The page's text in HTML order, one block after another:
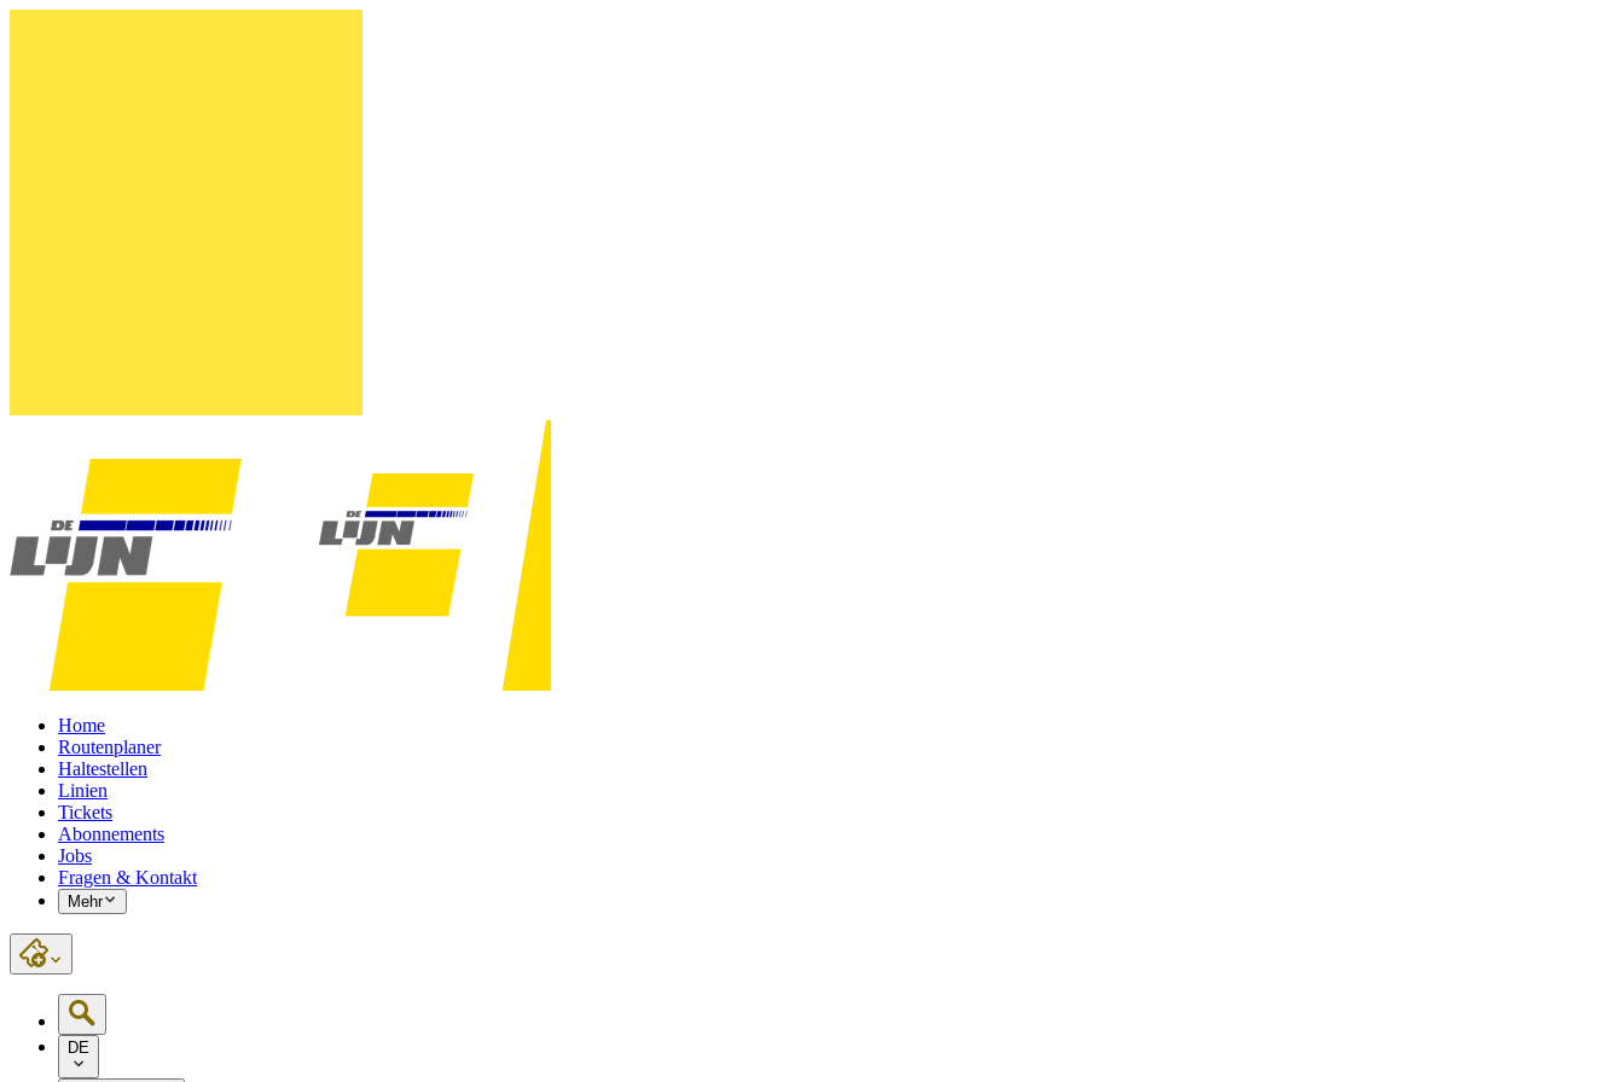
Home
Routenplaner
Haltestellen
Linien
Tickets
Abonnements
Jobs
Fragen & Kontakt
Mehr
DE